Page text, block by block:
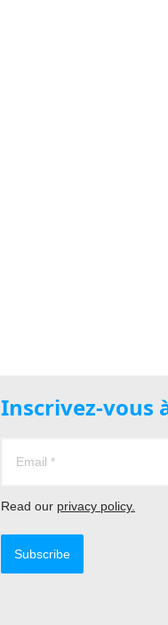
Inscrivez-vous
Read our privacy policy.
Subscribe